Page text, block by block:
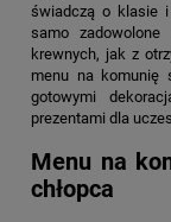
świadczą o klasie i
samo
krewnych, jak z
menu na komunię
gotowymi
prezentami dla
Menu na
chłopca